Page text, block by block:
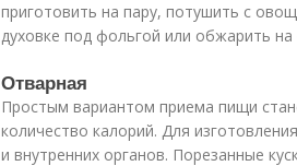
приготовить на пару, потушить с
духовке под фольгой или обжарить на
Отварная
Простым вариантом приема пищи
количество калорий. Для
и внутренних органов. Порезанные